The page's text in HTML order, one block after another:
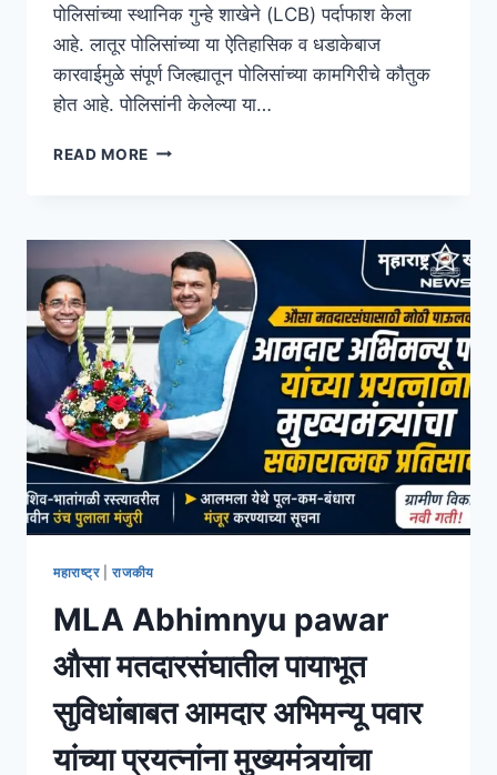
पोलिसांच्या स्थानिक गुन्हे शाखेने (LCB) पर्दाफाश केला
आहे. लातूर पोलिसांच्या या ऐतिहासिक व धडाकेबाज
कारवाईमुळे संपूर्ण जिल्ह्यातून पोलिसांच्या कामगिरीचे कौतुक
होत आहे. पोलिसांनी केलेल्या या…
READ MORE
महाराष्ट्र|राजकीय
MLA Abhimnyu pawar
औसा मतदारसंघातील पायाभूत
सुविधांबाबत आमदार अभिमन्यू पवार
यांच्या प्रयत्नांना मुख्यमंत्र्यांचा